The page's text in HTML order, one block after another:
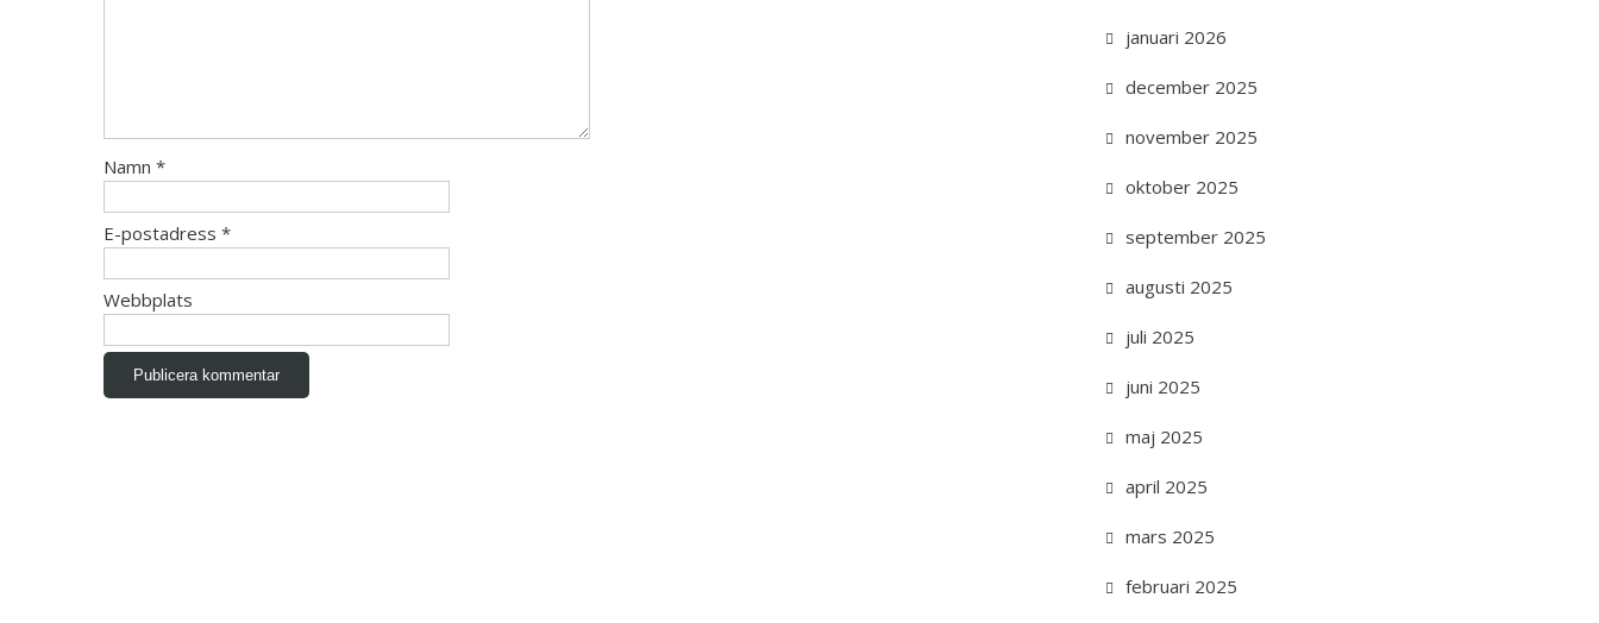
Namn *
E-postadress *
Webbplats
januari 2026
december 2025
november 2025
oktober 2025
september 2025
augusti 2025
juli 2025
juni 2025
maj 2025
april 2025
mars 2025
februari 2025